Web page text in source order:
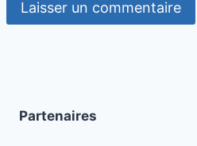
Partenaires